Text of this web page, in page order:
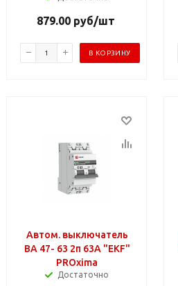
879.00руб/шт
В КОРЗИНУ
Автом. выключатель
ВА 47- 63 2п 63А "EKF"
PROxima
Достаточно